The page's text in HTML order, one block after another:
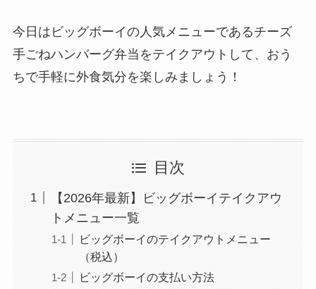
今日はビッグボーイの人気メニューであるチーズ
手ごねハンバーグ弁当をテイクアウトして、おう
ちで手軽に外食気分を楽しみましょう！
目次
【2026年最新】ビッグボーイテイクアウ
トメニュー一覧
ビッグボーイのテイクアウトメニュー
（税込）
ビッグボーイの支払い方法